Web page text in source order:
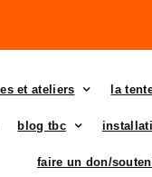
et ateliers la
blog tbc
faire un don/